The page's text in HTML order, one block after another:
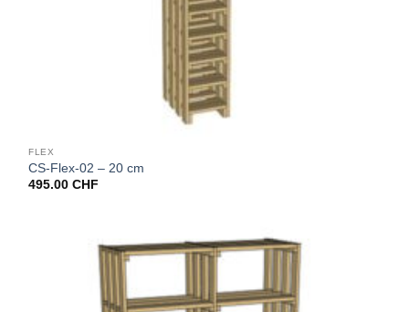
FLEX
CS-Flex-02 – 20 cm
495.00CHF